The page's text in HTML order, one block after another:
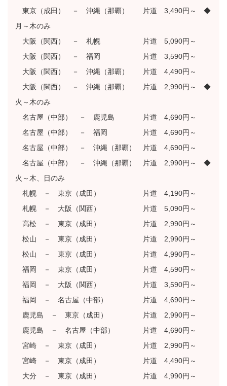
東京（成田） － 沖縄（那覇） 片道 3,490円～ ◆
月～木のみ
大阪（関西） － 札幌 片道 5,090円～
大阪（関西） － 福岡 片道 3,590円～
大阪（関西） － 沖縄（那覇） 片道 4,490円～
大阪（関西） － 沖縄（那覇） 片道 2,990円～ ◆
火～木のみ
名古屋（中部） － 鹿児島 片道 4,690円～
名古屋（中部） － 福岡 片道 4,690円～
名古屋（中部） － 沖縄（那覇） 片道 4,690円～
名古屋（中部） － 沖縄（那覇） 片道 2,990円～ ◆
火～木、日のみ
札幌 － 東京（成田） 片道 4,190円～
札幌 － 大阪（関西） 片道 5,090円～
高松 － 東京（成田） 片道 2,990円～
松山 － 東京（成田） 片道 2,990円～
松山 － 東京（成田） 片道 4,990円～
福岡 － 東京（成田） 片道 4,590円～
福岡 － 大阪（関西） 片道 3,590円～
福岡 － 名古屋（中部） 片道 4,690円～
鹿児島 － 東京（成田） 片道 2,990円～
鹿児島 － 名古屋（中部） 片道 4,690円～
宮崎 － 東京（成田） 片道 2,990円～
宮崎 － 東京（成田） 片道 4,490円～
大分 － 東京（成田） 片道 4,990円～